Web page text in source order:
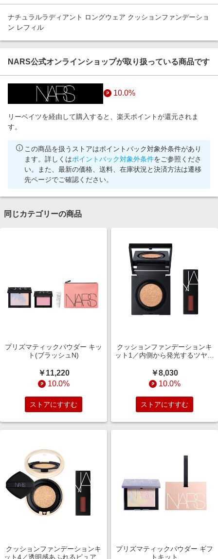
金融・マネー・保険
デジタルコンテンツ
週末の高還元 夏の長期版
ナチュラルラディアント ロングウェア クッションファンデーショ
ン レフィル
NARS公式オンラインショップが取り扱っている商品です
10.0%
リーベイツを経由して購入すると、楽天ポイントが還元されま
す。
この商品を扱うストアはポイントバック対象外条件があり
ます。詳しくはポイントバック対象外条件をご参照くださ
い。また、最新の価格、送料、在庫状況と決済方法は遷移
先ページでご確認ください。
同じカテゴリーの商品
プリズマティックパウダー キッ
ト(ブラッシュN)
￥11,220
10.0%
ストアにすすむ
クッションファンデーションキ
ット1／内側から発光するツヤ肌
￥8,030
10.0%
ストアにすすむ
クッションファンデーションキ
ット4／透明感あふれるピュア肌
プリズマティックパウダー ギフ
トキット